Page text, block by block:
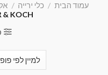
עמוד הבית / כלי ירייה /
& KOCH